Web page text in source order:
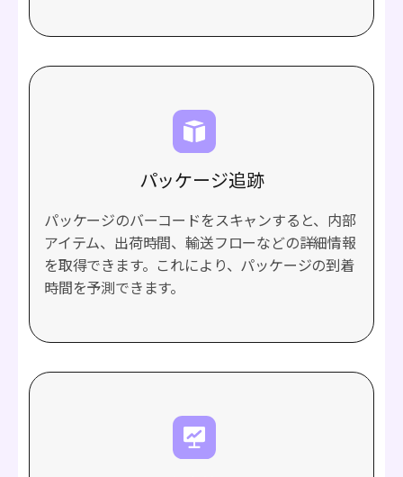
パッケージ追跡
パッケージのバーコードをスキャンすると、内部
アイテム、出荷時間、輸送フローなどの詳細情報
を取得できます。これにより、パッケージの到着
時間を予測できます。